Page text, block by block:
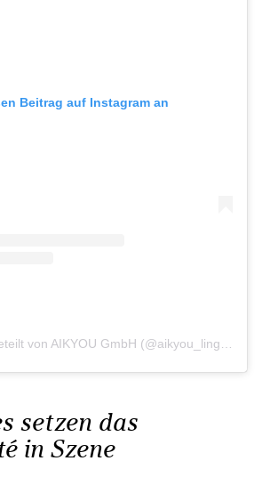
Beitrag auf Instagram an
setzen das
in Szene